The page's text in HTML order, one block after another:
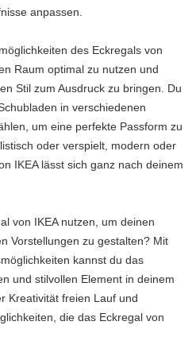
anpassen.
des Eckregals von
Raum optimal zu nutzen und
Stil zum Ausdruck zu bringen. Du
in verschiedenen
um eine perfekte Passform zu
oder verspielt, modern oder
IKEA lässt sich ganz nach deinem
von IKEA nutzen, um deinen
Vorstellungen zu gestalten? Mit
kannst du das
und stilvollen Element in deinem
Kreativität freien Lauf und
die das Eckregal von